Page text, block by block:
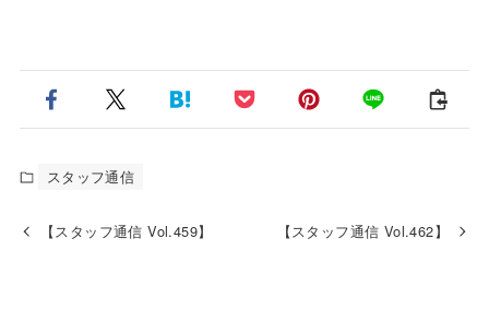
スタッフ通信
【スタッフ通信 Vol.459】 【スタッフ通信 Vol.462】